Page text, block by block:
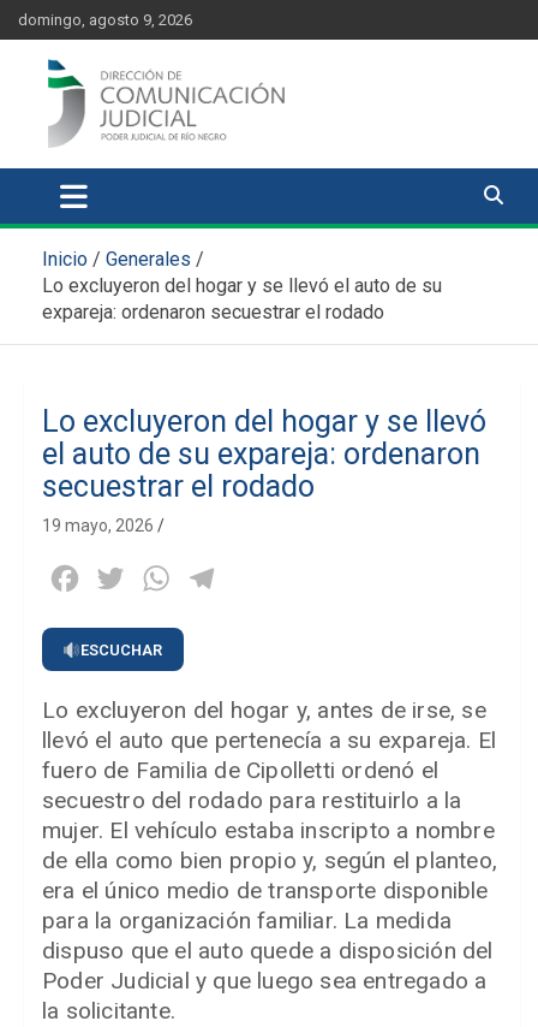
content
Skip
to
content
domingo, agosto 9, 2026
Comunicación Judicial
Inicio
Generales
Lo excluyeron del hogar y se llevó el auto de su
expareja: ordenaron secuestrar el rodado
Lo excluyeron del hogar y se llevó
el auto de su expareja: ordenaron
secuestrar el rodado
19 mayo, 2026
Facebook
Twitter WhatsApp
ESCUCHAR
Lo excluyeron del hogar y, antes de irse, se
llevó el auto que pertenecía a su expareja. El
fuero de Familia de Cipolletti ordenó el
secuestro del rodado para restituirlo a la
mujer. El vehículo estaba inscripto a nombre
de ella como bien propio y, según el planteo,
era el único medio de transporte disponible
para la organización familiar. La medida
dispuso que el auto quede a disposición del
Poder Judicial y que luego sea entregado a
la solicitante.